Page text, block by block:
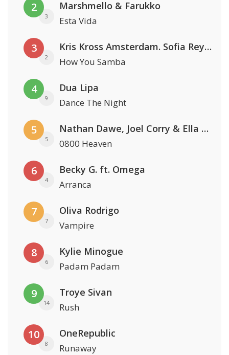
2
3
Marshmello & Farukko
Esta Vida
3
2
Kris Kross Amsterdam. Sofia Reyes & Tinie Tempah
How You Samba
4
9
Dua Lipa
Dance The Night
5
5
Nathan Dawe, Joel Corry & Ella Henderson
0800 Heaven
6
4
Becky G. ft. Omega
Arranca
7
7
Oliva Rodrigo
Vampire
8
6
Kylie Minogue
Padam Padam
9
14
Troye Sivan
Rush
10
8
OneRepublic
Runaway